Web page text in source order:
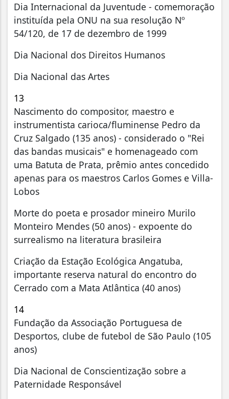
Dia Internacional da Juventude - comemoração
instituída pela ONU na sua resolução Nº
54/120, de 17 de dezembro de 1999
Dia Nacional dos Direitos Humanos
Dia Nacional das Artes
13
Nascimento do compositor, maestro e
instrumentista carioca/fluminense Pedro da
Cruz Salgado (135 anos) - considerado o "Rei
das bandas musicais" e homenageado com
uma Batuta de Prata, prêmio antes concedido
apenas para os maestros Carlos Gomes e Villa-
Lobos
Morte do poeta e prosador mineiro Murilo
Monteiro Mendes (50 anos) - expoente do
surrealismo na literatura brasileira
Criação da Estação Ecológica Angatuba,
importante reserva natural do encontro do
Cerrado com a Mata Atlântica (40 anos)
14
Fundação da Associação Portuguesa de
Desportos, clube de futebol de São Paulo (105
anos)
Dia Nacional de Conscientização sobre a
Paternidade Responsável